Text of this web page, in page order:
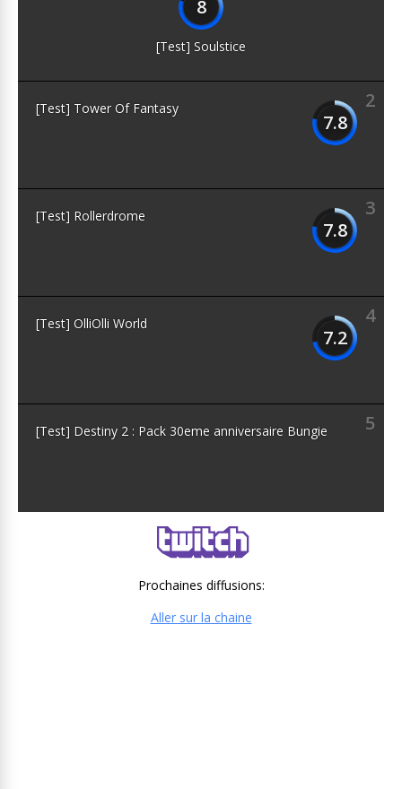
8
[Test] Soulstice
2
7.8
[Test] Tower Of Fantasy
3
7.8
[Test] Rollerdrome
4
7.2
[Test] OlliOlli World
5
[Test] Destiny 2 : Pack 30eme anniversaire Bungie
Prochaines diffusions:
Aller sur la chaine